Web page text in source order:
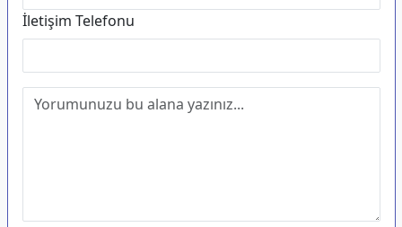
İletişim Telefonu